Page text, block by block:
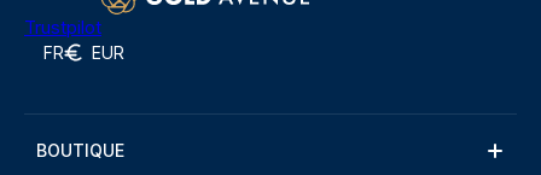
Trustpilot
FR EUR
BOUTIQUE